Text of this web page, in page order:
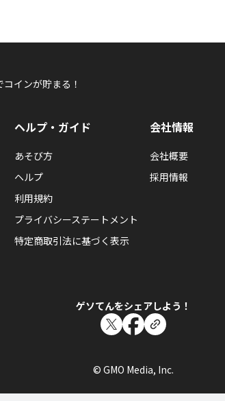
穀物星人
渡り蟹のフィットチーネレシピ取れて調理して
ゲソてん総合掲示板 2018メリークリスマス（イイネ！）募集トピック
インが貯まる！
ヘルプ・ガイド
あそび方
ヘルプ
利用規約
プライバシーステートメント
特定商取引法に基づく表示
会社情報
会社概要
採用情報
ゲソてんをシェアしよう！
© GMO Media, Inc.